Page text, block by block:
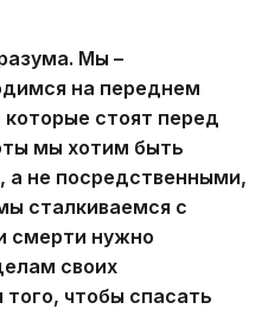
Мы –
на переднем
которые стоят перед
мы хотим быть
а не посредственными,
сталкиваемся с
смерти нужно
своих
чтобы спасать